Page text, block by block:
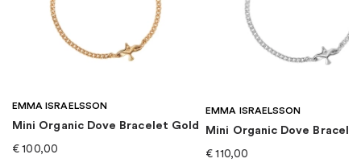
Kategorie Armband
EMMA ISRAELSSON
Mini Organic Dove Bracelet Gold
€ 100,00
EMMA ISRAELSSON
Mini Organic Dove
€ 110,00